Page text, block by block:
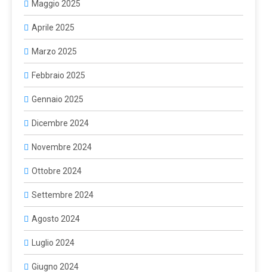
Maggio 2025
Aprile 2025
Marzo 2025
Febbraio 2025
Gennaio 2025
Dicembre 2024
Novembre 2024
Ottobre 2024
Settembre 2024
Agosto 2024
Luglio 2024
Giugno 2024